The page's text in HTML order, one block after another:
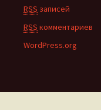
RSS записей
RSS комментариев
WordPress.org